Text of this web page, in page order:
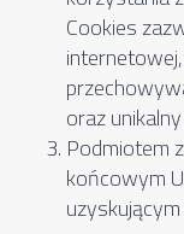
Cookies
oraz
Podmiotem
końcowym